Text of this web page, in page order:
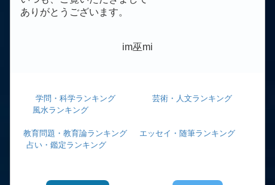
ありがとうございます。
im巫mi
学問・科学ランキング
芸術・人文ランキング
風水ランキング
教育問題・教育論ランキング
エッセイ・随筆ランキング
占い・鑑定ランキング